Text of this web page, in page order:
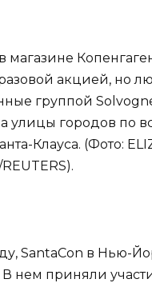
магазине
акцией, но
группой
улицы городов по
Клауса. (Фото:
SantaCon в Нью-
В нем приняли